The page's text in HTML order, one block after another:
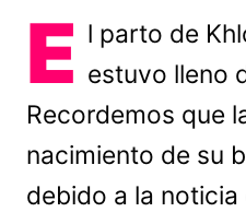
E l parto de
estuvo lleno
Recordemos que
nacimiento de su
debido a la